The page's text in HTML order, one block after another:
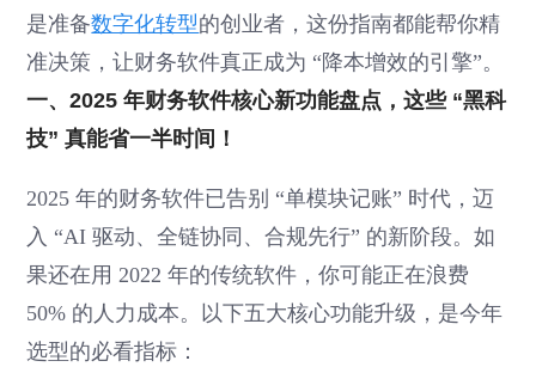
是准备数字化转型的创业者，这份指南都能帮你精
准决策，让财务软件真正成为 “降本增效的引擎”。
一、2025 年财务软件核心新功能盘点，这些 “黑科
技” 真能省一半时间！
2025 年的财务软件已告别 “单模块记账” 时代，迈
入 “AI 驱动、全链协同、合规先行” 的新阶段。如
果还在用 2022 年的传统软件，你可能正在浪费
50% 的人力成本。以下五大核心功能升级，是今年
选型的必看指标：